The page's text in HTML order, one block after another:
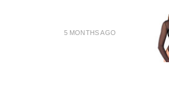
5 MONTHS AGO